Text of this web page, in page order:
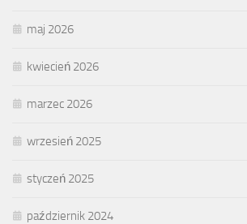
maj 2026
kwiecień 2026
marzec 2026
wrzesień 2025
styczeń 2025
październik 2024